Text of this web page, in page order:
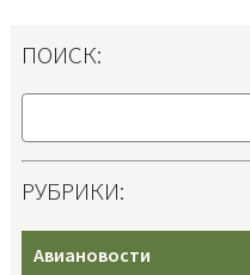
ПОИСК:
РУБРИКИ:
Авиановости